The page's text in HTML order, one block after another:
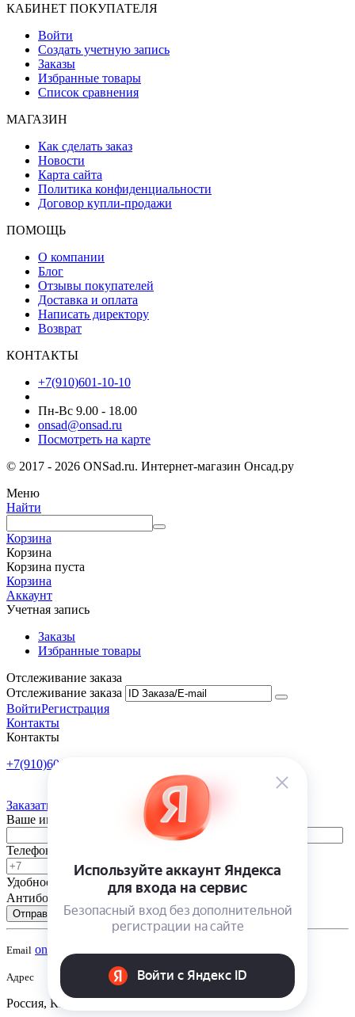
КАБИНЕТ ПОКУПАТЕЛЯ
Войти
Создать учетную запись
Заказы
Избранные товары
Список сравнения
МАГАЗИН
Как сделать заказ
Новости
Карта сайта
Политика конфиденциальности
Договор купли-продажи
ПОМОЩЬ
О компании
Блог
Отзывы покупателей
Доставка и оплата
Написать директору
Возврат
КОНТАКТЫ
+7(910)601-10-10
Пн-Вс 9.00 - 18.00
onsad@onsad.ru
Посмотреть на карте
© 2017 - 2026 ONSad.ru. Интернет-магазин Онсад.ру
Меню
Найти
Корзина
Корзина
Корзина пуста
Корзина
Аккаунт
Учетная запись
Заказы
Избранные товары
Отслеживание заказа
Отслеживание заказа
ВойтиРегистрация
Контакты
Контакты
+7(910)601-10-10
Заказать обратный звонок
Ваше имя
Телефон
Удобное время
-
Антибот
Отправить
Email onsad@onsad.ru
Адрес
Россия, Калуга,